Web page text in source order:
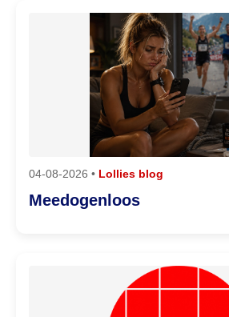
04-08-2026 • Lollies blog
Meedogenloos